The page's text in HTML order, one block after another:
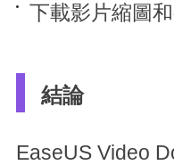
下載影片縮圖
結論
EaseUS Video